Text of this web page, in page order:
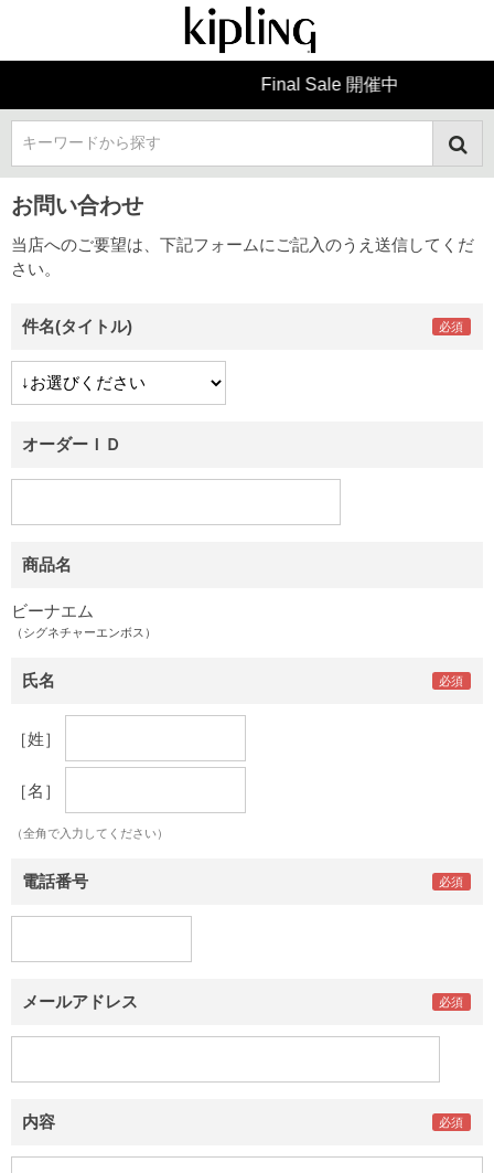
Final Sale 開催中
キーワードから探す
お問い合わせ
当店へのご要望は、下記フォームにご記入のうえ送信してくだ
さい。
件名(タイトル)
オーダーＩＤ
商品名
ビーナエム
（シグネチャーエンボス）
氏名
［姓］
［名］
（全角で入力してください）
電話番号
メールアドレス
内容